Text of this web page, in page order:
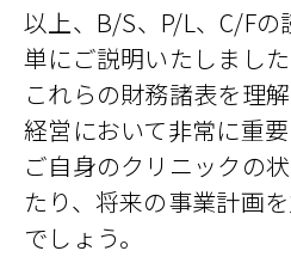
以上、B/S、P/L、C/Fの
単にご説明いたしました
これらの財務諸表を理
経営において非常に重要
ご自身のクリニックの
たり、将来の事業計画
でしょう。